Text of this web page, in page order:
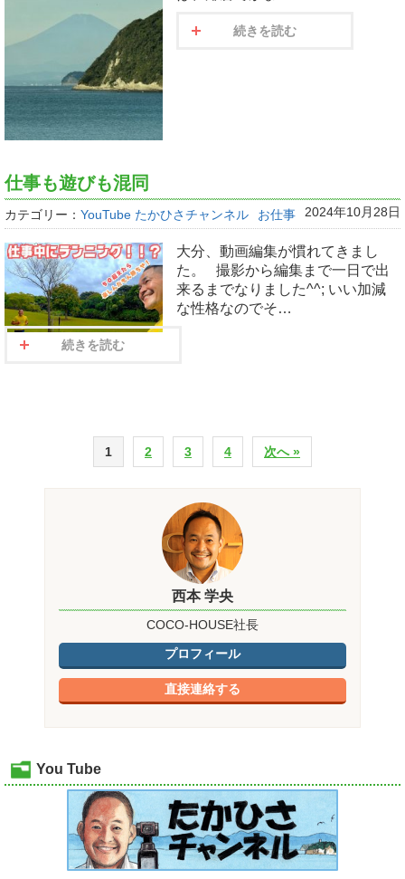
続きを読む
仕事も遊びも混同
カテゴリー： YouTube たかひさチャンネル お仕事 2024年10月28日
大分、動画編集が慣れてきまし
た。 撮影から編集まで一日で出
来るまでなりました^^; いい加減
な性格なのでそ…
続きを読む
1 2 3 4 次へ »
西本 学央
COCO-HOUSE社長
プロフィール
直接連絡する
You Tube